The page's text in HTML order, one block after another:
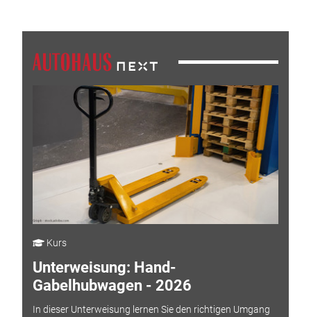
Kurs
Unterweisung: Hand-
Gabelhubwagen - 2026
In dieser Unterweisung lernen Sie den richtigen Umgang